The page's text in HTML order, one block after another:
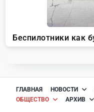
ГЛАВНАЯ НОВОСТИ
ОБЩЕСТВО
АРХИВ